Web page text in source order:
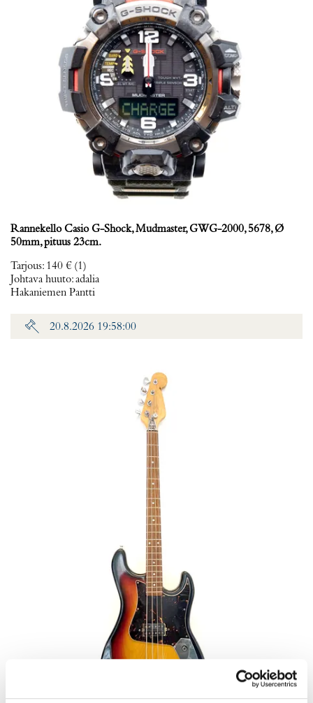
Rannekello Casio G-Shock, Mudmaster, GWG-2000, 5678, Ø
50mm, pituus 23cm.
Tarjous: 140 € (1)
Johtava huuto:adalia
Hakaniemen Pantti
20.8.2026 19:58:00